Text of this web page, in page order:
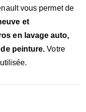
vous permet de
et
en lavage auto,
peinture. Votre